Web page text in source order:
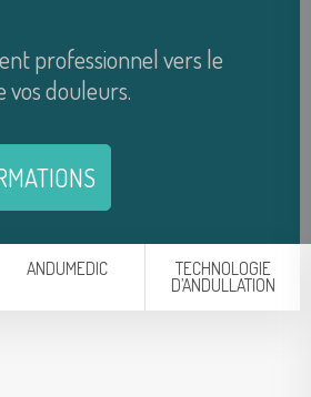
professionnel vers le
vos douleurs.
ANDUMEDIC TECHNOLOGIE
D’ANDULLATION